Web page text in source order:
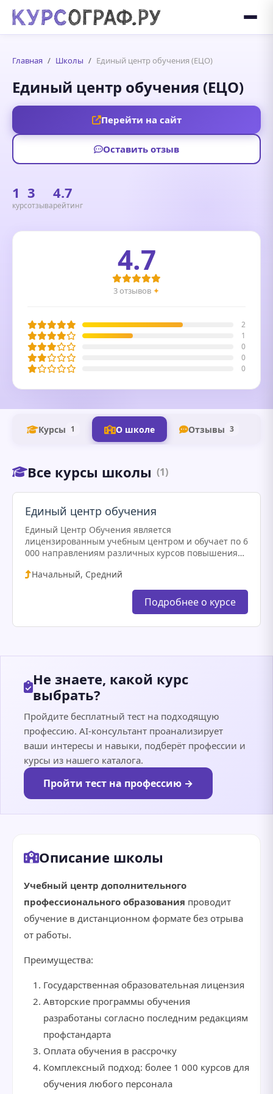
Главная Школы Единый центр обучения (ЕЦО)
Единый центр обучения (ЕЦО)
Перейти на сайт
Оставить отзыв
1
курс
3
отзыва
4.7
рейтинг
4.7
3 отзывов ✦
2
1
0
0
0
Курсы 1 О школе Отзывы 3
Все курсы школы (1)
Единый центр обучения
Единый Центр Обучения является
лицензированным учебным центром и обучает по 6
000 направлениям различных курсов повышения
Какие проблемы решает? Люди хотят сменить
профессию или повысить квалификацию, но…
Начальный, Средний
Подробнее о курсе
Не знаете, какой курс
выбрать?
Пройдите бесплатный тест на подходящую
профессию. AI-консультант проанализирует
ваши интересы и навыки, подберёт профессии и
курсы из нашего каталога.
Пройти тест на профессию →
Описание школы
Учебный центр дополнительного
профессионального образования проводит
обучение в дистанционном формате без отрыва
от работы.
Преимущества:
Государственная образовательная лицензия
Авторские программы обучения
разработаны согласно последним редакциям
профстандарта
Оплата обучения в рассрочку
Комплексный подход: более 1 000 курсов для
обучения любого персонала